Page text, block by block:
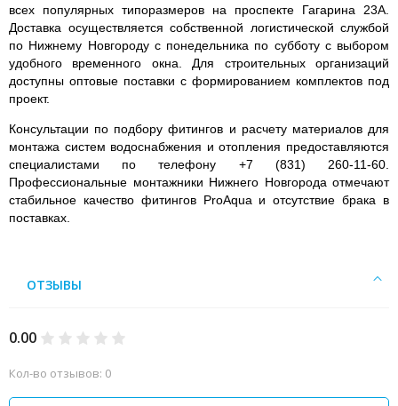
всех популярных типоразмеров на проспекте Гагарина 23А.
Доставка осуществляется собственной логистической службой
по Нижнему Новгороду с понедельника по субботу с выбором
удобного временного окна. Для строительных организаций
доступны оптовые поставки с формированием комплектов под
проект.
Консультации по подбору фитингов и расчету материалов для
монтажа систем водоснабжения и отопления предоставляются
специалистами по телефону +7 (831) 260-11-60.
Профессиональные монтажники Нижнего Новгорода отмечают
стабильное качество фитингов ProAqua и отсутствие брака в
поставках.
ОТЗЫВЫ
0.00
Кол-во отзывов: 0